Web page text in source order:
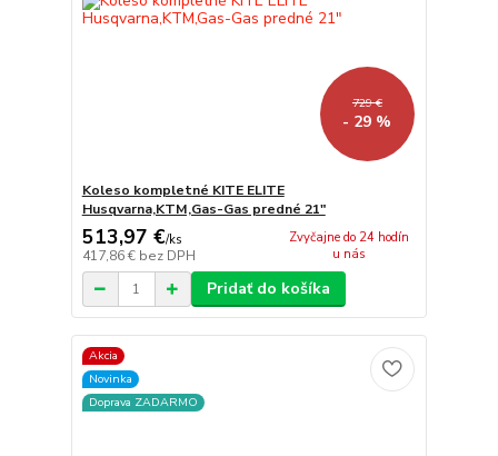
729 €
- 29 %
Koleso kompletné KITE ELITE
Husqvarna,KTM,Gas-Gas predné 21"
513,97 €/ks
417,86 € bez DPH
Zvyčajne do 24 hodín
u nás
Pridať do košíka
Akcia
Novinka
Doprava ZADARMO